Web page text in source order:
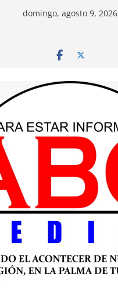
domingo, agosto 9, 2026